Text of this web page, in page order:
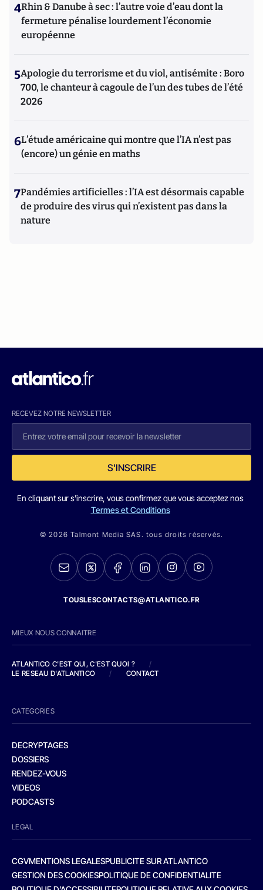
4Rhin & Danube à sec : l’autre voie d’eau dont la
fermeture pénalise lourdement l’économie
européenne
5Apologie du terrorisme et du viol, antisémite : Boro
700, le chanteur à cagoule de l’un des tubes de l’été
2026
6L’étude américaine qui montre que l’IA n’est pas
(encore) un génie en maths
7Pandémies artificielles : l’IA est désormais capable
de produire des virus qui n’existent pas dans la
nature
RECEVEZ NOTRE NEWSLETTER
S'INSCRIRE
En cliquant sur s'inscrire, vous confirmez que vous acceptez nos
Termes et Conditions
© 2026 Talmont Media SAS. tous droits réservés.
TOUSLESCONTACTS@ATLANTICO.FR
MIEUX NOUS CONNAITRE
ATLANTICO C'EST QUI, C'EST QUOI ?
/
LE RESEAU D'ATLANTICO
/ CONTACT
CATEGORIES
DECRYPTAGES
DOSSIERS
RENDEZ-VOUS
VIDEOS
PODCASTS
LEGAL
CGVMENTIONS LEGALESPUBLICITE SUR ATLANTICO
GESTION DES COOKIESPOLITIQUE DE CONFIDENTIALITE